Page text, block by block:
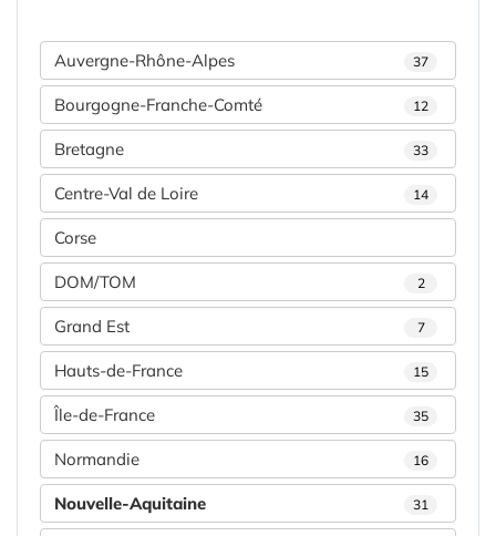
Auvergne-Rhône-Alpes 37
Bourgogne-Franche-Comté 12
Bretagne 33
Centre-Val de Loire 14
Corse
DOM/TOM 2
Grand Est 7
Hauts-de-France 15
Île-de-France 35
Normandie 16
Nouvelle-Aquitaine 31